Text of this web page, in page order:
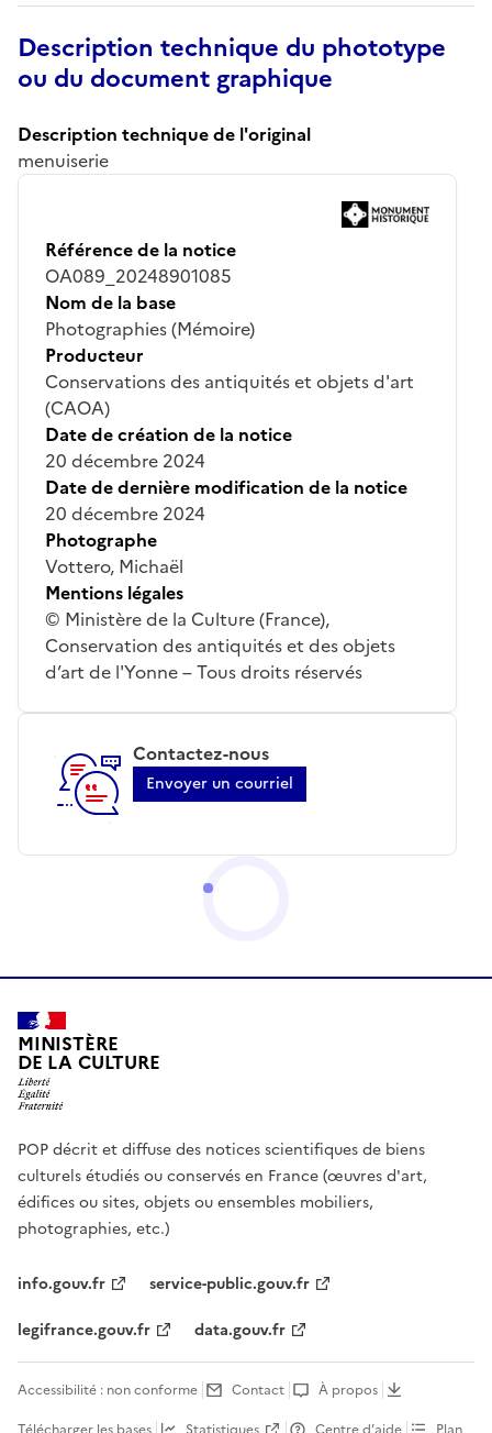
Description technique du phototype
ou du document graphique
Description technique de l'original
menuiserie
Référence de la notice
OA089_20248901085
Nom de la base
Photographies (Mémoire)
Producteur
Conservations des antiquités et objets d'art
(CAOA)
Date de création de la notice
20 décembre 2024
Date de dernière modification de la notice
20 décembre 2024
Photographe
Vottero, Michaël
Mentions légales
© Ministère de la Culture (France),
Conservation des antiquités et des objets
d’art de l'Yonne – Tous droits réservés
Contactez-nous
Envoyer un courriel
MINISTÈRE
DE LA CULTURE
POP décrit et diffuse des notices scientifiques de biens
culturels étudiés ou conservés en France (œuvres d'art,
édifices ou sites, objets ou ensembles mobiliers,
photographies, etc.)
info.gouv.fr
service-public.gouv.fr
legifrance.gouv.fr
data.gouv.fr
Accessibilité : non conforme Contact
À propos